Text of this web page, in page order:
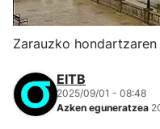
Zarauzko
EITB
2025/09/01 - 08:48
Azken eguneratzea